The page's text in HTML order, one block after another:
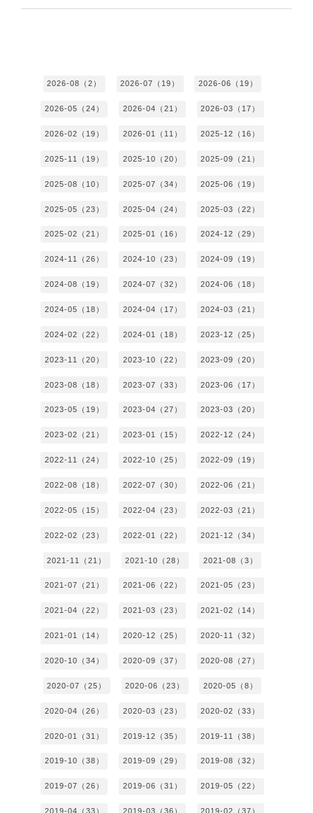
2026-08（2） 2026-07（19） 2026-06（19）
2026-05（24） 2026-04（21） 2026-03（17）
2026-02（19） 2026-01（11） 2025-12（16）
2025-11（19） 2025-10（20） 2025-09（21）
2025-08（10） 2025-07（34） 2025-06（19）
2025-05（23） 2025-04（24） 2025-03（22）
2025-02（21） 2025-01（16） 2024-12（29）
2024-11（26） 2024-10（23） 2024-09（19）
2024-08（19） 2024-07（32） 2024-06（18）
2024-05（18） 2024-04（17） 2024-03（21）
2024-02（22） 2024-01（18） 2023-12（25）
2023-11（20） 2023-10（22） 2023-09（20）
2023-08（18） 2023-07（33） 2023-06（17）
2023-05（19） 2023-04（27） 2023-03（20）
2023-02（21） 2023-01（15） 2022-12（24）
2022-11（24） 2022-10（25） 2022-09（19）
2022-08（18） 2022-07（30） 2022-06（21）
2022-05（15） 2022-04（23） 2022-03（21）
2022-02（23） 2022-01（22） 2021-12（34）
2021-11（21） 2021-10（28） 2021-08（3）
2021-07（21） 2021-06（22） 2021-05（23）
2021-04（22） 2021-03（23） 2021-02（14）
2021-01（14） 2020-12（25） 2020-11（32）
2020-10（34） 2020-09（37） 2020-08（27）
2020-07（25） 2020-06（23） 2020-05（8）
2020-04（26） 2020-03（23） 2020-02（33）
2020-01（31） 2019-12（35） 2019-11（38）
2019-10（38） 2019-09（29） 2019-08（32）
2019-07（26） 2019-06（31） 2019-05（22）
2019-04（33） 2019-03（36） 2019-02（37）